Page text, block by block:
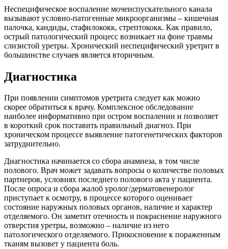
Неспецифическое воспаление мочеиспускательного канала
вызывают условно-патогенные микроорганизмы – кишечная
палочка, кандиды, стафилококк, стрептококк. Как правило,
острый патологический процесс возникает на фоне травмы
слизистой уретры. Хронический неспецифический уретрит в
большинстве случаев является вторичным.
Диагностика
При появлении симптомов уретрита следует как можно
скорее обратиться к врачу. Комплексное обследование
наиболее информативно при остром воспалении и позволяет
в короткий срок поставить правильный диагноз. При
хроническом процессе выявление патогенетических факторов
затруднительно.
Диагностика начинается со сбора анамнеза, в том числе
полового. Врач может задавать вопросы о количестве половых
партнеров, условиях последнего полового акта у пациента.
После опроса и сбора жалоб уролог/дерматовенеролог
приступает к осмотру, в процессе которого оценивает
состояние наружных половых органов, наличие и характер
отделяемого. Он заметит отечность и покраснение наружного
отверстия уретры, возможно – наличие из него
патологического отделяемого. Прикосновение к пораженным
тканям вызовет у пациента боль.